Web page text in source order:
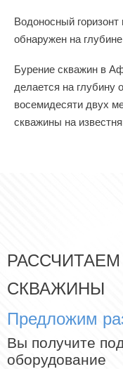
Водоносный
обнаружен на
Бурение скважин в
делается на глубину
восемидесяти двух
скважины на
СКВАЖИНЫ
Предложим
Вы получите
оборудование